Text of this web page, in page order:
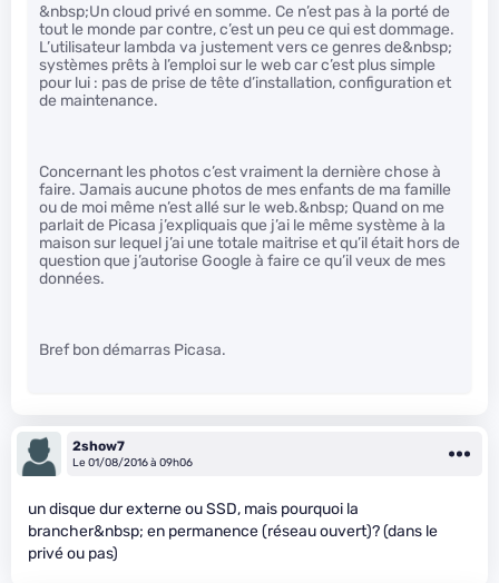
&nbsp;Un cloud privé en somme. Ce n’est pas à la porté de
tout le monde par contre, c’est un peu ce qui est dommage.
L’utilisateur lambda va justement vers ce genres de&nbsp;
systèmes prêts à l’emploi sur le web car c’est plus simple
pour lui : pas de prise de tête d’installation, configuration et
de maintenance.
Concernant les photos c’est vraiment la dernière chose à
faire. Jamais aucune photos de mes enfants de ma famille
ou de moi même n’est allé sur le web.&nbsp; Quand on me
parlait de Picasa j’expliquais que j’ai le même système à la
maison sur lequel j’ai une totale maitrise et qu’il était hors de
question que j’autorise Google à faire ce qu’il veux de mes
données.
Bref bon démarras Picasa.
2show7
Le 01/08/2016 à 09h06
un disque dur externe ou SSD, mais pourquoi la
brancher&nbsp; en permanence (réseau ouvert)? (dans le
privé ou pas)